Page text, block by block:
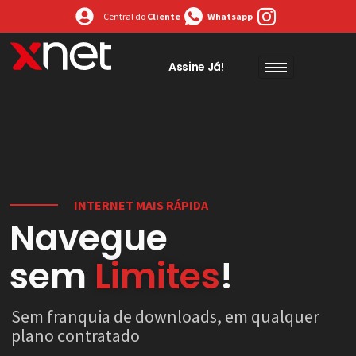
Central do Cliente Whatsapp
Assine Já!
INTERNET MAIS RÁPIDA
Navegue
sem Limites!
Sem franquia de downloads, em qualquer
plano contratado